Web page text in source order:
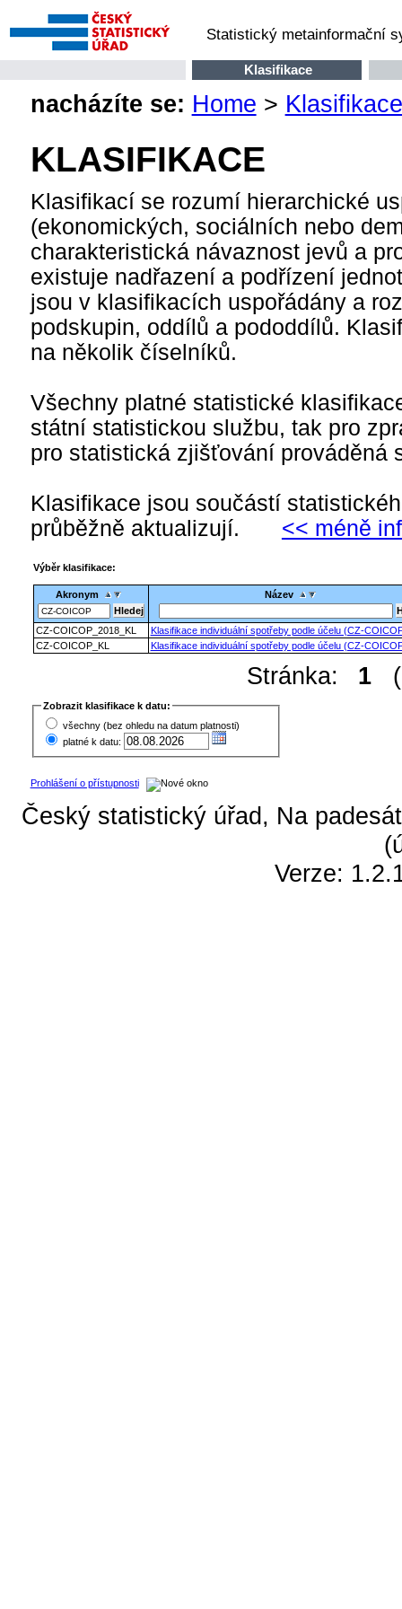
Statistický metainformační
Klasifikace
nacházíte se: Home > Klasifikace
KLASIFIKACE
Klasifikací se rozumí hierarchické
(ekonomických, sociálních nebo
charakteristická návaznost jevů a
existuje nadřazení a podřízení
jsou v klasifikacích uspořádány a
podskupin, oddílů a pododdílů.
na několik číselníků.
Všechny platné statistické
státní statistickou službu, tak pro
pro statistická zjišťování prováděná
Klasifikace jsou součástí
průběžně aktualizují.
<< méně
Výběr klasifikace:
Akronym Název
CZ-COICOP_2018_KL
Klasifikace individuální spotřeby podle účelu (CZ-
CZ-COICOP_KL
Klasifikace individuální spotřeby podle účelu (CZ-
Stránka: 1
Zobrazit klasifikace k datu:
všechny (bez ohledu na datum platnosti)
platné k datu:
Prohlášení o přístupnosti
Český statistický úřad, Na
Verze: